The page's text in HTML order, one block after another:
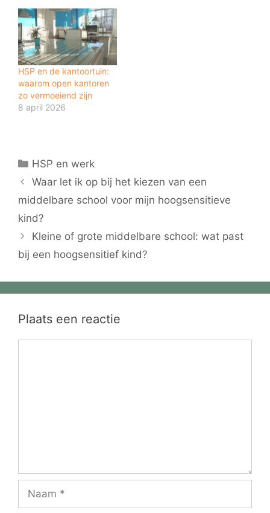
HSP en de kantoortuin:
waarom open kantoren
zo vermoeiend zijn
8 april 2026
Categorieën
HSP en werk
Waar let ik op bij het kiezen van een
middelbare school voor mijn hoogsensitieve
kind?
Kleine of grote middelbare school: wat past
bij een hoogsensitief kind?
Plaats een reactie